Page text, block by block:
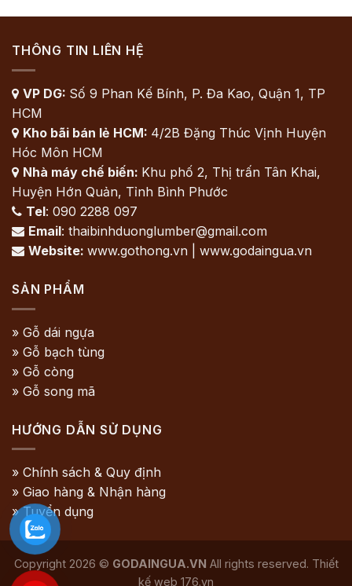
THÔNG TIN LIÊN HỆ
 VP DG: Số 9 Phan Kế Bính, P. Đa Kao, Quận 1, TP
HCM
 Kho bãi bán lẻ HCM: 4/2B Đặng Thúc Vịnh Huyện
Hóc Môn HCM
 Nhà máy chế biến: Khu phố 2, Thị trấn Tân Khai,
Huyện Hớn Quản, Tỉnh Bình Phước
 Tel: 090 2288 097
 Email: thaibinhduonglumber@gmail.com
 Website: www.gothong.vn | www.godaingua.vn
SẢN PHẨM
» Gỗ dái ngựa
» Gỗ bạch tùng
» Gỗ còng
» Gỗ song mã
HƯỚNG DẪN SỬ DỤNG
» Chính sách & Quy định
» Giao hàng & Nhận hàng
» Tuyển dụng
Copyright 2026 © GODAINGUA.VN All rights reserved. Thiết
kế web 176.vn